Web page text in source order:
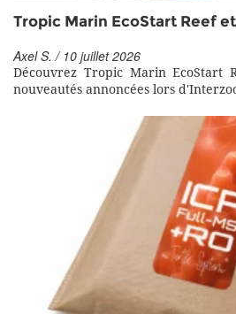
Tropic Marin EcoStart Reef
Axel S. / 10 juillet 2026
Découvrez Tropic Marin EcoStart
nouveautés annoncées lors